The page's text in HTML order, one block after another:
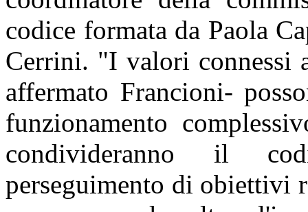
codice formata da Paola
Cerrini. "I valori connessi
affermato Francioni-
funzionamento
condivideranno il
perseguimento di obiettivi